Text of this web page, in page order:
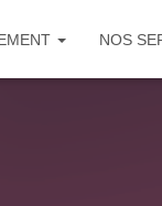
NOS